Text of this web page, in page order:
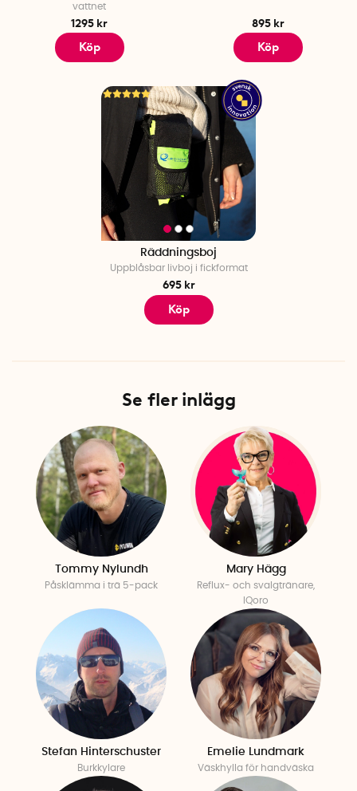
vattnet
1295 kr
Köp
895 kr
Köp
Räddningsboj
Uppblåsbar livboj i fickformat
695 kr
Köp
Se fler inlägg
Tommy Nylundh
Påsklämma i trä 5-pack
Mary Hägg
Reflux- och svalgtränare,
IQoro
Stefan Hinterschuster
Burkkylare
Emelie Lundmark
Väskhylla för handväska